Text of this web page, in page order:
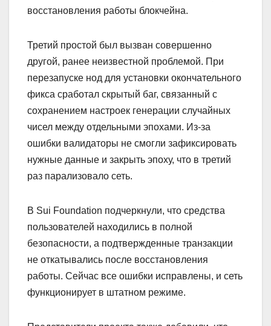
восстановления работы блокчейна.
Третий простой был вызван совершенно
другой, ранее неизвестной проблемой. При
перезапуске нод для установки окончательного
фикса сработал скрытый баг, связанный с
сохранением настроек генерации случайных
чисел между отдельными эпохами. Из-за
ошибки валидаторы не смогли зафиксировать
нужные данные и закрыть эпоху, что в третий
раз парализовало сеть.
В Sui Foundation подчеркнули, что средства
пользователей находились в полной
безопасности, а подтвержденные транзакции
не откатывались после восстановления
работы. Сейчас все ошибки исправлены, и сеть
функционирует в штатном режиме.